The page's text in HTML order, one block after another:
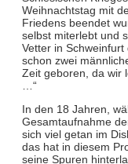
Weihnachtstag mit
Friedens beendet
selbst miterlebt und
Vetter in
schon zwei
Zeit geboren, da wir
…“
In den 18 Jahren,
Gesamtaufnahme
sich viel getan im
das hat in diesem
seine Spuren